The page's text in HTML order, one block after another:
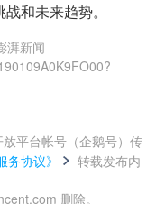
和未来趋势。
湃新闻
平台帐号（企鹅号）传
务协议》
转载发布内
删除。